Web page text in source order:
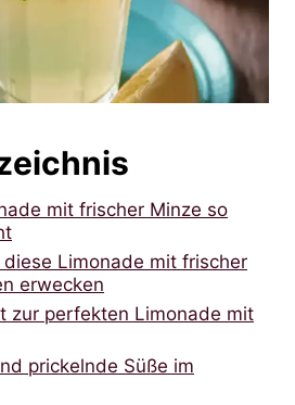
mit frischer Minze so
Limonade mit frischer
erwecken
zur perfekten Limonade mit
prickelnde Süße im